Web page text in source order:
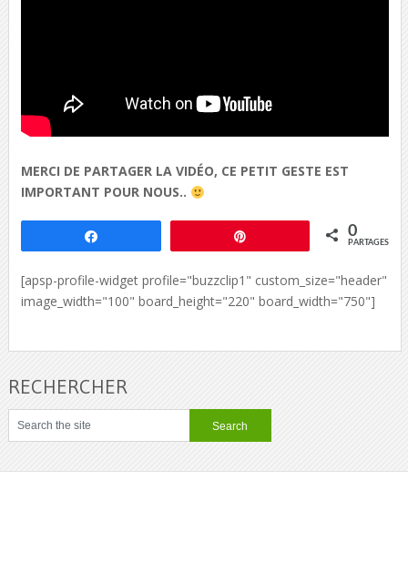
MERCI DE PARTAGER LA VIDÉO, CE PETIT GESTE EST
IMPORTANT POUR NOUS..
0
PARTAGES
[apsp-profile-widget profile="buzzclip1" custom_size="header"
image_width="100" board_height="220" board_width="750"]
RECHERCHER